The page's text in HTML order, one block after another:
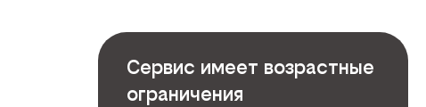
Сервис имеет возрастные
ограничения